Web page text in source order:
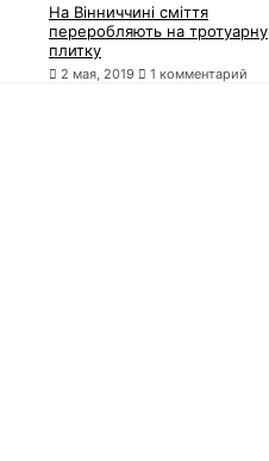
На Вінниччині сміття
переробляють на тротуарну
плитку
2 мая, 2019 1 комментарий